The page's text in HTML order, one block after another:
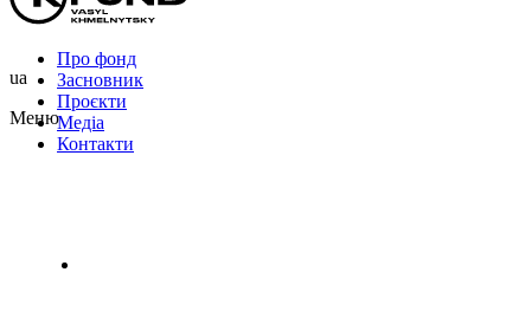
Про фонд
Засновник
Проєкти
Медіа
Контакти
ua
Меню